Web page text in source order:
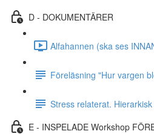
D - DOKUMENTÄRER
Alfahannen (ska ses
Föreläsning "Hur vargen
Stress relaterat.
E - INSPELADE Workshop